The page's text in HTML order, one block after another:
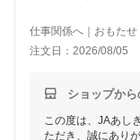
仕事関係へ｜おもた
注文日：2026/08/05
ショップから
この度は、JAあし
ただき、誠にあり